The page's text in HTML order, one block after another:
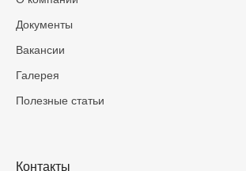
Документы
Вакансии
Галерея
Полезные статьи
Контакты